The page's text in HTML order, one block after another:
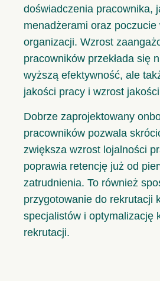
doświadczenia pracownika,
menadżerami oraz poczucie
organizacji. Wzrost
pracowników przekłada się
wyższą efektywność, ale
jakości pracy i wzrost
Dobrze zaprojektowany
pracowników pozwala
zwiększa wzrost lojalności
poprawia retencję już od
zatrudnienia. To również
przygotowanie do rekrutacji
specjalistów i optymalizację
rekrutacji.